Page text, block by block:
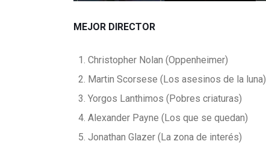
MEJOR DIRECTOR
Christopher Nolan (Oppenheimer)
Martin Scorsese (Los asesinos de la luna)
Yorgos Lanthimos (Pobres criaturas)
Alexander Payne (Los que se quedan)
Jonathan Glazer (La zona de interés)